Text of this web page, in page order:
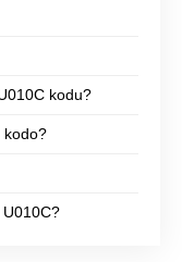
kodu?
kodo?